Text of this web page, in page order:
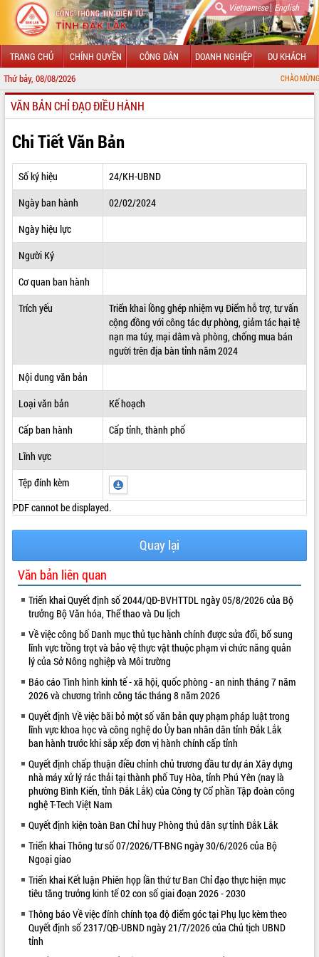
Vietnamese| English
TRANG CHỦ CHÍNH QUYỀN CÔNG DÂN DOANH NGHIỆP DU KHÁCH
Thứ bảy, 08/08/2026 CHÀO MỪNG ĐẾN VỚI
GIỚI THIỆU
LÃNH ĐẠO UBND TỈNH
TIN TỨC SỰ KIỆN
SỞ, BAN, NGÀNH
THÔNG TIN CHỈ ĐẠO ĐIỀU HÀNH
HỆ THỐNG VĂN BẢN
VĂN BẢN HĐND TỈNH
QUY HOẠCH - KẾ HOẠCH
VIDEO
Khám bệnh, cấp phát thuốc miễn phí
và tặng quà người dân xã Cư Pui
Hội nghị UBND tỉnh Đắk Lắk thường kỳ
tháng 7/2026
Lễ truy tặng danh hiệu “Bà Mẹ Việt
Nam Anh hùng” và trao Huân chương
Lao động
UBND tỉnh Đắk Lắk triển khai nhiệm
vụ 6 tháng cuối năm 2026
Kỳ họp thứ Hai, Hội đồng nhân dân
VĂN BẢN CHỈ ĐẠO ĐIỀU HÀNH
Chi Tiết Văn Bản
Số ký hiệu
24/KH-UBND
Ngày ban hành
02/02/2024
Ngày hiệu lực
Người Ký
Cơ quan ban hành
Trích yếu
Triển khai lồng ghép nhiệm vụ Điểm hỗ trợ, tư vấn
cộng đồng với công tác dự phòng, giảm tác hại tệ
nạn ma túy, mại dâm và phòng, chống mua bán
người trên địa bàn tỉnh năm 2024
Nội dung văn bản
Loại văn bản
Kế hoạch
Cấp ban hành
Cấp tỉnh, thành phố
Lĩnh vực
Tệp đính kèm
PDF cannot be displayed.
Quay lại
Văn bản liên quan
Triển khai Quyết định số 2044/QĐ-BVHTTDL ngày 05/8/2026 của Bộ
trưởng Bộ Văn hóa, Thể thao và Du lịch
Về việc công bố Danh mục thủ tục hành chính được sửa đổi, bổ sung
lĩnh vực trồng trọt và bảo vệ thực vật thuộc phạm vi chức năng quản
lý của Sở Nông nghiệp và Môi trường
Báo cáo Tình hình kinh tế - xã hội, quốc phòng - an ninh tháng 7 năm
2026 và chương trình công tác tháng 8 năm 2026
Quyết định Về việc bãi bỏ một số văn bản quy phạm pháp luật trong
lĩnh vực khoa học và công nghệ do Ủy ban nhân dân tỉnh Đắk Lắk
ban hành trước khi sắp xếp đơn vị hành chính cấp tỉnh
Quyết định chấp thuận điều chỉnh chủ trương đầu tư dự án Xây dựng
nhà máy xử lý rác thải tại thành phố Tuy Hòa, tỉnh Phú Yên (nay là
phường Bình Kiến, tỉnh Đắk Lắk) của Công ty Cổ phần Tập đoàn công
nghệ T-Tech Việt Nam
Quyết định kiện toàn Ban Chỉ huy Phòng thủ dân sự tỉnh Đắk Lắk
Triển khai Thông tư số 07/2026/TT-BNG ngày 30/6/2026 của Bộ
Ngoại giao
Triển khai Kết luận Phiên họp lần thứ tư Ban Chỉ đạo thực hiện mục
tiêu tăng trưởng kinh tế 02 con số giai đoạn 2026 - 2030
Thông báo Về việc đính chính tọa độ điểm góc tại Phụ lục kèm theo
Quyết định số 2317/QĐ-UBND ngày 21/7/2026 của Chủ tịch UBND
tỉnh